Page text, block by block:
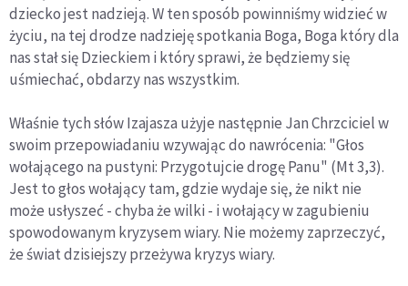
dziecko jest nadzieją. W ten sposób powinniśmy widzieć w
życiu, na tej drodze nadzieję spotkania Boga, Boga który dla
nas stał się Dzieckiem i który sprawi, że będziemy się
uśmiechać, obdarzy nas wszystkim.
Właśnie tych słów Izajasza użyje następnie Jan Chrzciciel w
swoim przepowiadaniu wzywając do nawrócenia: "Głos
wołającego na pustyni: Przygotujcie drogę Panu" (Mt 3,3).
Jest to głos wołający tam, gdzie wydaje się, że nikt nie
może usłyszeć - chyba że wilki - i wołający w zagubieniu
spowodowanym kryzysem wiary. Nie możemy zaprzeczyć,
że świat dzisiejszy przeżywa kryzys wiary.